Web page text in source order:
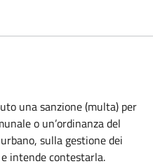
una sanzione (multa) per
o un’ordinanza del
sulla gestione dei
intende contestarla.